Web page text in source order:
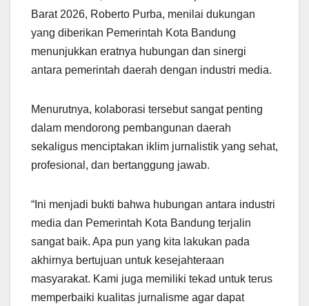
Barat 2026, Roberto Purba, menilai dukungan
yang diberikan Pemerintah Kota Bandung
menunjukkan eratnya hubungan dan sinergi
antara pemerintah daerah dengan industri media.
Menurutnya, kolaborasi tersebut sangat penting
dalam mendorong pembangunan daerah
sekaligus menciptakan iklim jurnalistik yang sehat,
profesional, dan bertanggung jawab.
“Ini menjadi bukti bahwa hubungan antara industri
media dan Pemerintah Kota Bandung terjalin
sangat baik. Apa pun yang kita lakukan pada
akhirnya bertujuan untuk kesejahteraan
masyarakat. Kami juga memiliki tekad untuk terus
memperbaiki kualitas jurnalisme agar dapat